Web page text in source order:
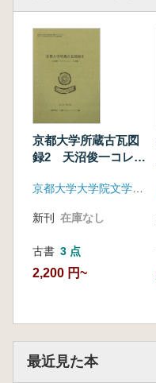
京都大学所蔵古瓦図
録2 天沼俊一コレク
新刊 在庫なし
古書 3 点
2,200 円~
最近見た本